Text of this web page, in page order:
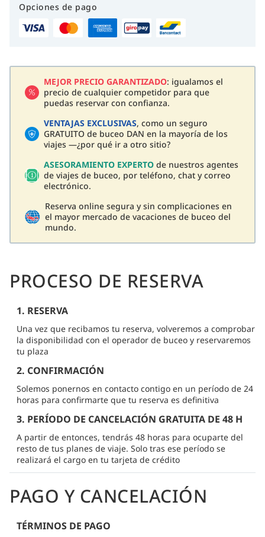
Opciones de pago
MEJOR PRECIO GARANTIZADO: igualamos el
precio de cualquier competidor para que
puedas reservar con confianza.
VENTAJAS EXCLUSIVAS, como un seguro
GRATUITO de buceo DAN en la mayoría de los
viajes —¿por qué ir a otro sitio?
ASESORAMIENTO EXPERTO de nuestros agentes
de viajes de buceo, por teléfono, chat y correo
electrónico.
Reserva online segura y sin complicaciones en
el mayor mercado de vacaciones de buceo del
mundo.
PROCESO DE RESERVA
1. RESERVA
Una vez que recibamos tu reserva, volveremos a comprobar
la disponibilidad con el operador de buceo y reservaremos
tu plaza
2. CONFIRMACIÓN
Solemos ponernos en contacto contigo en un período de 24
horas para confirmarte que tu reserva es definitiva
3. PERÍODO DE CANCELACIÓN GRATUITA DE 48 H
A partir de entonces, tendrás 48 horas para ocuparte del
resto de tus planes de viaje. Solo tras ese período se
realizará el cargo en tu tarjeta de crédito
PAGO Y CANCELACIÓN
TÉRMINOS DE PAGO